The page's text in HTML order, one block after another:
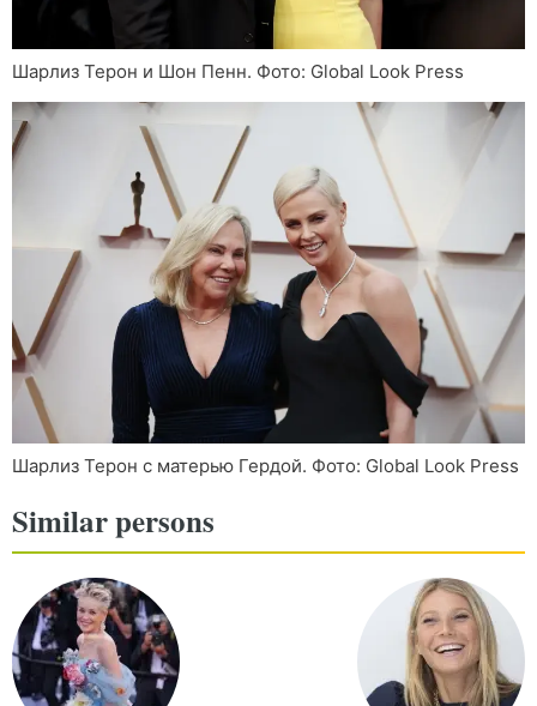
Шарлиз Терон и Шон Пенн. Фото: Global Look Press
Шарлиз Терон с матерью Гердой. Фото: Global Look Press
Similar persons